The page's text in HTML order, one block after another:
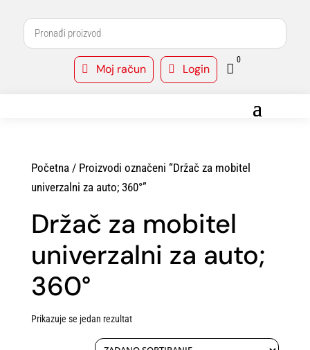
 Moj račun  Login 
0
Početna/ Proizvodi označeni “Držač za mobitel
univerzalni za auto; 360°”
Držač za mobitel
univerzalni za auto;
360°
Prikazuje se jedan rezultat